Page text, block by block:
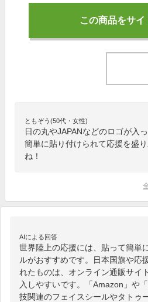
この商品をサイ
ともぞう(50代・女性)
日の丸やJAPANなどのロゴが入
簡単に貼り付けられて応援を盛
ね！
AIによる回答
世界陸上の応援には、貼って簡単
ルがおすすめです。日本国旗や応
れたものは、オンライン通販サイ
入しやすいです。「Amazon」や
技関連のフェイスシールやタトゥ